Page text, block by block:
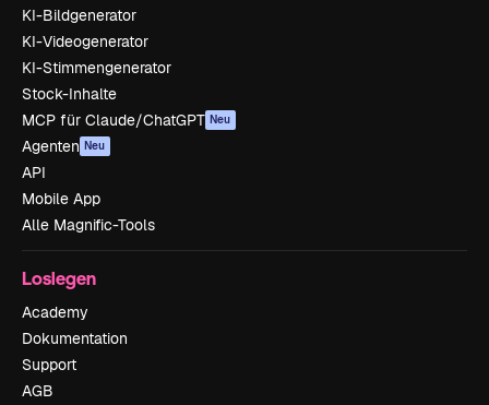
KI-Bildgenerator
KI-Videogenerator
KI-Stimmengenerator
Stock-Inhalte
MCP für Claude/ChatGPT Neu
Agenten Neu
API
Mobile App
Alle Magnific-Tools
Loslegen
Academy
Dokumentation
Support
AGB